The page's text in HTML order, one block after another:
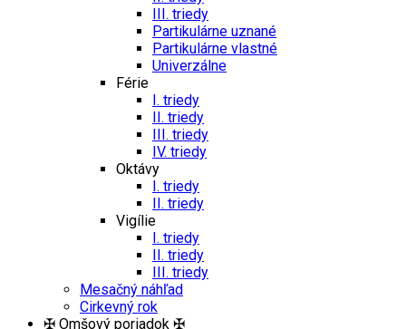
III. triedy
Partikulárne uznané
Partikulárne vlastné
Univerzálne
Férie
I. triedy
II. triedy
III. triedy
IV. triedy
Oktávy
I. triedy
II. triedy
Vigílie
I. triedy
II. triedy
III. triedy
Mesačný náhľad
Cirkevný rok
✠ Omšový poriadok ✠